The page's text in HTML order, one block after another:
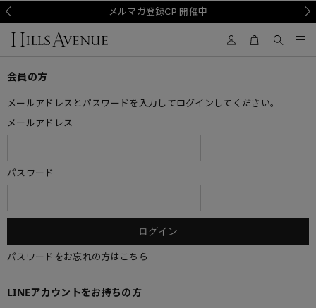
メルマガ登録CP 開催中
会員の方
メールアドレスとパスワードを入力してログインしてください。
メールアドレス
パスワード
パスワードをお忘れの方はこちら
LINEアカウントをお持ちの方